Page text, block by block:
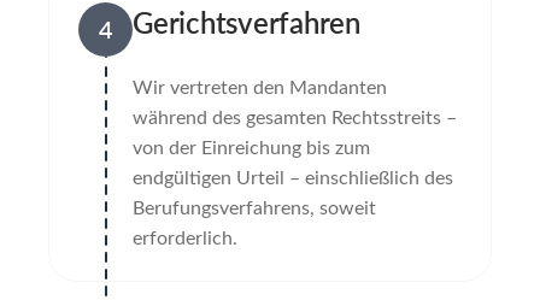
4 Gerichtsverfahren
Wir vertreten den Mandanten
während des gesamten Rechtsstreits –
von der Einreichung bis zum
endgültigen Urteil – einschließlich des
Berufungsverfahrens, soweit
erforderlich.